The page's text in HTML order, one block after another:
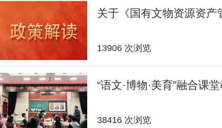
关于《国有文物资源资
13906 次浏览
“语文·博物·美育”融合课
38416 次浏览